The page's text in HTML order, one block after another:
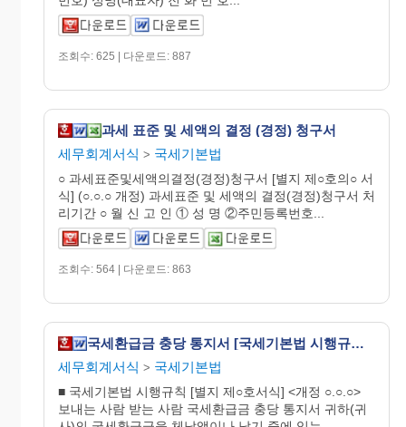
조회수: 625 | 다운로드: 887
과세 표준 및 세액의 결정 (경정) 청구서
세무회계서식 > 국세기본법
○ 과세표준및세액의결정(경정)청구서 [별지 제○호의○ 서
식] (○.○.○ 개정) 과세표준 및 세액의 결정(경정)청구서 처
리기간 ○ 월 신 고 인 ① 성 명 ②주민등록번호...
조회수: 564 | 다운로드: 863
국세환급금 충당 통지서 [국세기본법 시행규칙 서식19]
세무회계서식 > 국세기본법
■ 국세기본법 시행규칙 [별지 제○호서식] <개정 ○.○.○>
보내는 사람 받는 사람 국세환급금 충당 통지서 귀하(귀